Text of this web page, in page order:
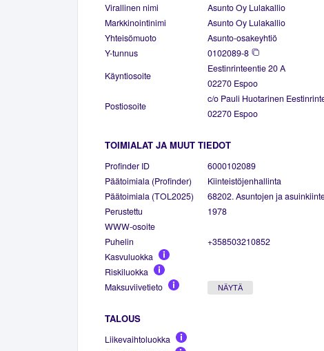
Virallinen nimi
Asunto Oy Lulakallio
Markkinointinimi
Asunto Oy Lulakallio
Yhteisömuoto
Asunto-osakeyhtiö
Y-tunnus
0102089-8
Käyntiosoite
Eestinrinteentie 20 A
02270 Espoo
Postiosoite
c/o Pauli Huotarinen
02270 Espoo
TOIMIALAT JA MUUT TIEDOT
Profinder ID
6000102089
Päätoimiala (Profinder)
Kiinteistöjenhallinta
Päätoimiala (TOL2025)
68202. Asuntojen ja
Perustettu
1978
WWW-osoite
Puhelin
+358503210852
Kasvuluokka
Riskiluokka
Maksuviivetieto
NÄYTÄ
TALOUS
Liikevaihtoluokka